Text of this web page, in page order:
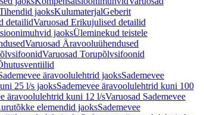
jaoksKulumaterjalGeberit
detailidVaruosad Erikujulised detailid
jaoksÜleminekud teistele
Varuosad Äravooluühendused
Varuosad Torupõlvsifoonid
äravoolulehtrid jaoksSademevee
25 l/s jaoksSademevee äravoolulehtrid kuni 100
äravoolulehtrid kuni 12 l/sVaruosad Sademevee
elemendid jaoksSademevee